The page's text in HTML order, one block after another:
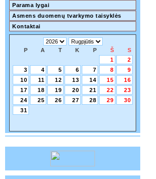
Parama lygai
Asmens duomenų tvarkymo taisyklės
Kontaktai
P A T K P Š
S
1
2
3
4 5 6 7 8
9
10
11 12 13 14 15
16
17
18 19 20 21 22
23
24
25 26 27 28 29
30
31